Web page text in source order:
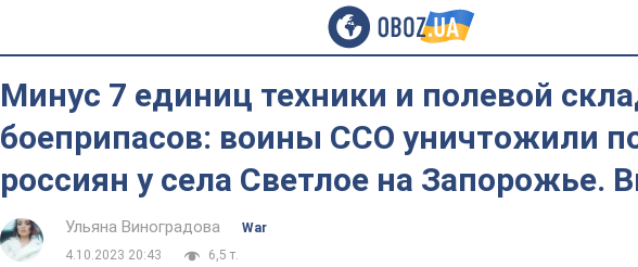
Минус 7 единиц техники и полевой
боеприпасов: воины ССО уничтожили
россиян у села Светлое на Запорожье.
Ульяна Виноградова
War
4.10.2023 20:43
6,5 т.